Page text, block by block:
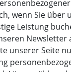
wenn Sie über
Leistung
Newsletter
unserer Seite